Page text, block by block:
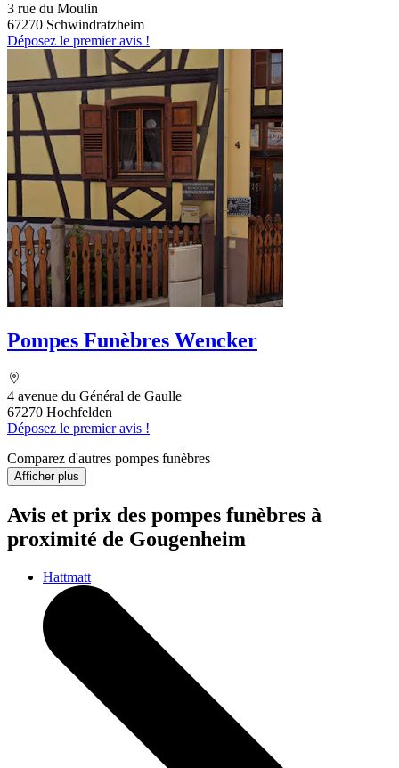
3 rue du Moulin
67270 Schwindratzheim
Déposez le premier avis !
Pompes Funèbres Wencker
4 avenue du Général de Gaulle
67270 Hochfelden
Déposez le premier avis !
Comparez d'autres pompes funèbres
Afficher plus
Avis et prix des pompes funèbres à
proximité de Gougenheim
Hattmatt